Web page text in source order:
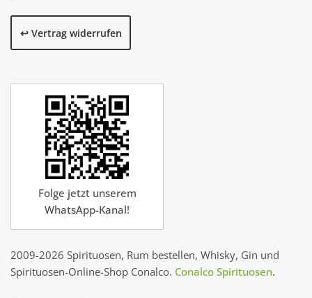
↩️ Vertrag widerrufen
Folge jetzt unserem
WhatsApp-Kanal!
2009-2026 Spirituosen, Rum bestellen, Whisky, Gin und
Spirituosen-Online-Shop Conalco. Conalco Spirituosen.